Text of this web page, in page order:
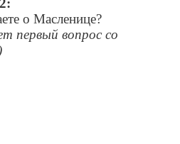
о Масленице?
первый вопрос со